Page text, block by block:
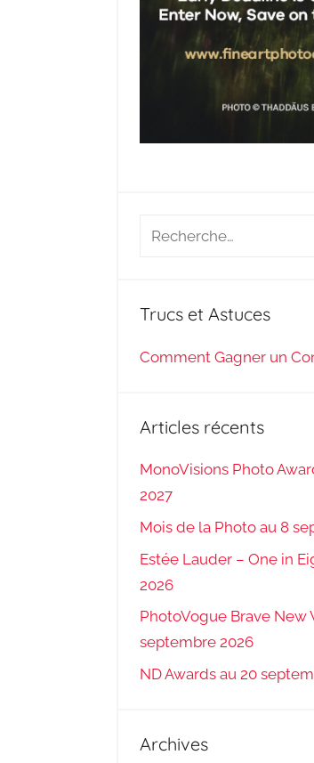
Recherche
Trucs et Astuces
Comment Gagner un
Articles récents
MonoVisions Photo
2027
Mois de la Photo au 8
Estée Lauder – One in
2026
PhotoVogue Brave New
septembre 2026
ND Awards au 20
Archives